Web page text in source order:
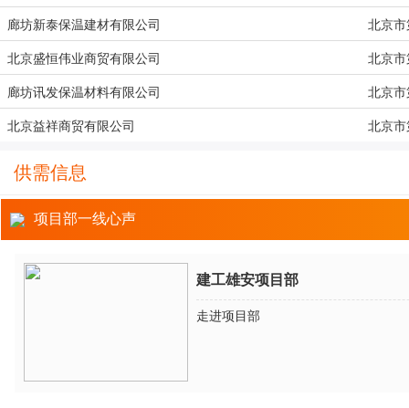
廊坊新泰保温建材有限公司
北京
北京盛恒伟业商贸有限公司
北京
廊坊讯发保温材料有限公司
北京
北京益祥商贸有限公司
北京
供需信息
项目部一线心声
建工雄安项目部
走进项目部